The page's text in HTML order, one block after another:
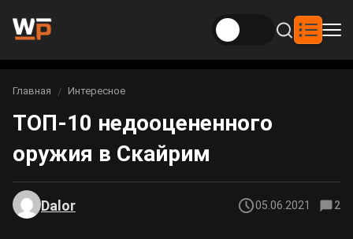
Новости
Новости Genshin Impact
Новости Honkai: Star Rail
Новости Zenless Zone Zero
Игры
Genshin Impact
Honkai: Star Rail
Билды
Билды Genshin Impact
Интересное
Вы здесь:
Главная Интересное
ТОП-10 недооцененного
оружия в Скайрим
Dalor 05.06.2021 2